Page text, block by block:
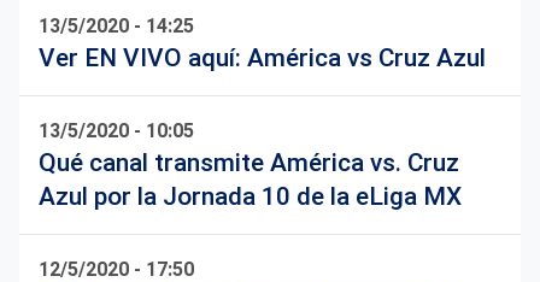
13/5/2020 - 14:25
Ver EN VIVO aquí: América vs Cruz Azul
13/5/2020 - 10:05
Qué canal transmite América vs. Cruz
Azul por la Jornada 10 de la eLiga MX
12/5/2020 - 17:50